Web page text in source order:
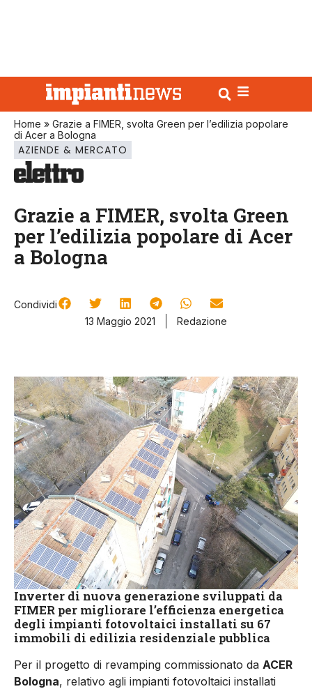
Home » Grazie a FIMER, svolta Green per l’edilizia popolare
di Acer a Bologna
AZIENDE & MERCATO
Grazie a FIMER, svolta Green
per l’edilizia popolare di Acer
a Bologna
Condividi
13 Maggio 2021
Redazione
Inverter di nuova generazione sviluppati da
FIMER per migliorare l’efficienza energetica
degli impianti fotovoltaici installati su 67
immobili di edilizia residenziale pubblica
Per il progetto di revamping commissionato da ACER
Bologna, relativo agli impianti fotovoltaici installati